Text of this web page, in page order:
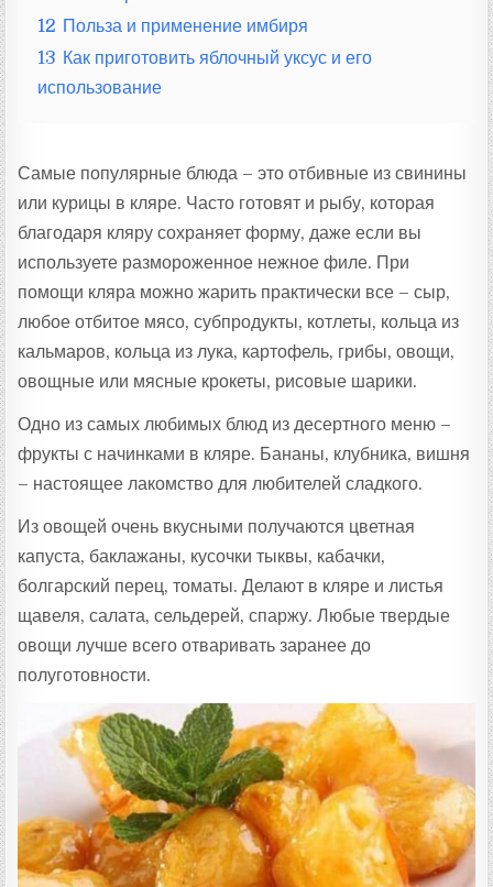
12 Польза и применение имбиря
13 Как приготовить яблочный уксус и его
использование
Самые популярные блюда – это отбивные из свинины
или курицы в кляре. Часто готовят и рыбу, которая
благодаря кляру сохраняет форму, даже если вы
используете размороженное нежное филе. При
помощи кляра можно жарить практически все – сыр,
любое отбитое мясо, субпродукты, котлеты, кольца из
кальмаров, кольца из лука, картофель, грибы, овощи,
овощные или мясные крокеты, рисовые шарики.
Одно из самых любимых блюд из десертного меню –
фрукты с начинками в кляре. Бананы, клубника, вишня
– настоящее лакомство для любителей сладкого.
Из овощей очень вкусными получаются цветная
капуста, баклажаны, кусочки тыквы, кабачки,
болгарский перец, томаты. Делают в кляре и листья
щавеля, салата, сельдерей, спаржу. Любые твердые
овощи лучше всего отваривать заранее до
полуготовности.